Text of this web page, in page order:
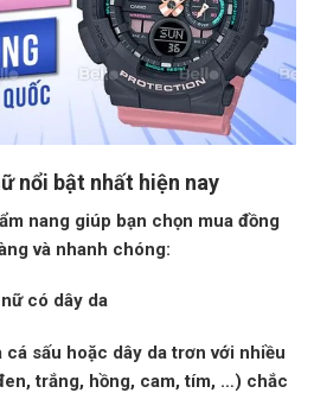
nổi bật nhất hiện nay
nang giúp bạn chọn mua đồng
và nhanh chóng:
có dây da
sấu hoặc dây da trơn với nhiều
trắng, hồng, cam, tím, …) chắc